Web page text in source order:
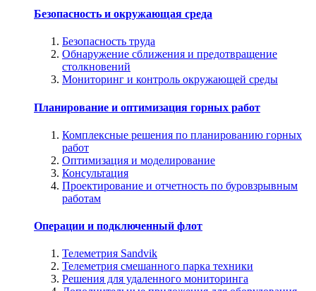
Безопасность и окружающая среда
Безопасность труда
Обнаружение сближения и предотвращение
столкновений
Мониторинг и контроль окружающей среды
Планирование и оптимизация горных работ
Комплексные решения по планированию горных
работ
Оптимизация и моделирование
Консультация
Проектирование и отчетность по буровзрывным
работам
Операции и подключенный флот
Телеметрия Sandvik
Телеметрия смешанного парка техники
Решения для удаленного мониторинга